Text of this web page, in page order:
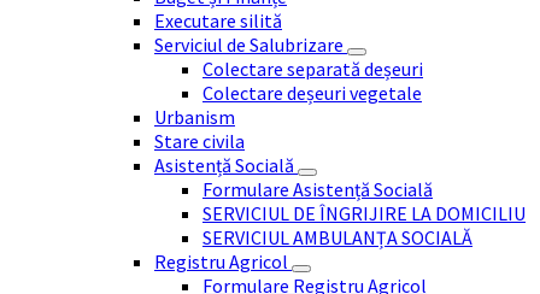
Executare silită
Serviciul de Salubrizare
Colectare separată deșeuri
Colectare deșeuri vegetale
Urbanism
Stare civila
Asistență Socială
Formulare Asistență Socială
SERVICIUL DE ÎNGRIJIRE LA DOMICILIU
SERVICIUL AMBULANȚA SOCIALĂ
Registru Agricol
Formulare Registru Agricol